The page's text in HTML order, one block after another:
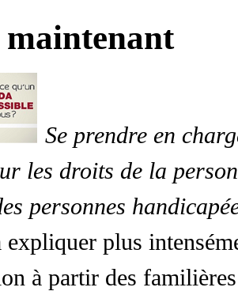
maintenant
Se prendre en
les droits de la
personnes
expliquer plus
à partir des